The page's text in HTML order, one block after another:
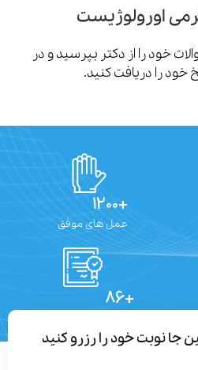
را از دکتر بپرسید و در
دریافت کنید.
عمل های موفق
خود را رزرو کنید